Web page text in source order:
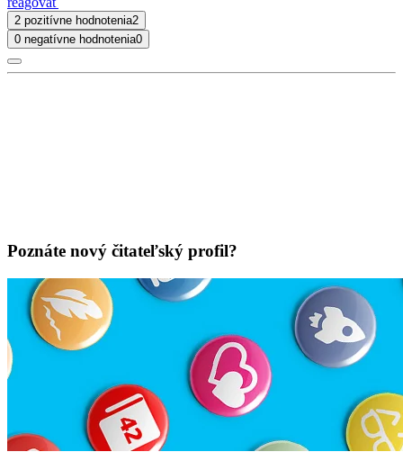
2 pozitívne hodnotenia2
0 negatívne hodnotenia0
Poznáte nový čitateľský profil?